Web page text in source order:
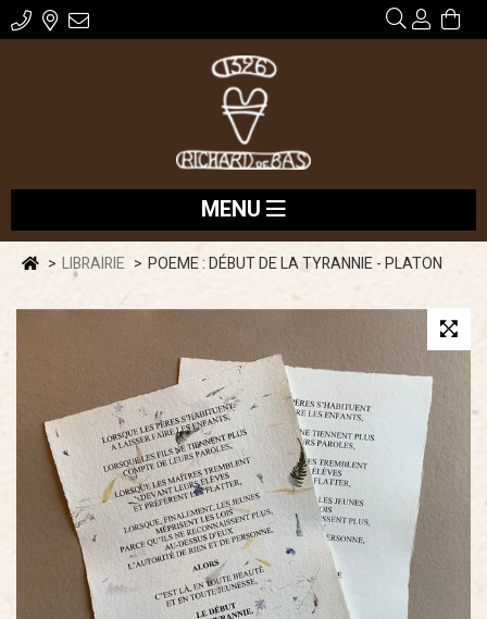
MENU
LIBRAIRIE POEME : DÉBUT DE LA TYRANNIE - PLATON